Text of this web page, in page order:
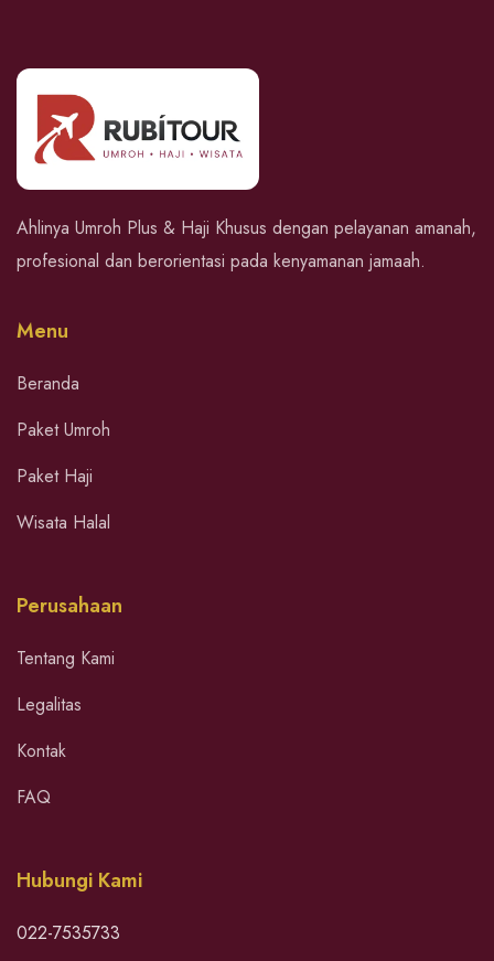
Ahlinya Umroh Plus & Haji Khusus dengan pelayanan amanah,
profesional dan berorientasi pada kenyamanan jamaah.
Menu
Beranda
Paket Umroh
Paket Haji
Wisata Halal
Perusahaan
Tentang Kami
Legalitas
Kontak
FAQ
Hubungi Kami
022-7535733